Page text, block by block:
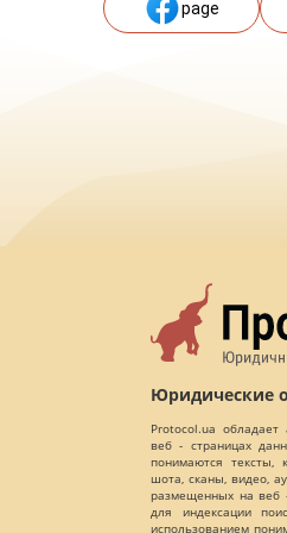
page
Юридические
Protocol.ua
веб - страницах
понимаются тексты,
шота, сканы, видео,
размещенных на веб -
для индексации
использованием